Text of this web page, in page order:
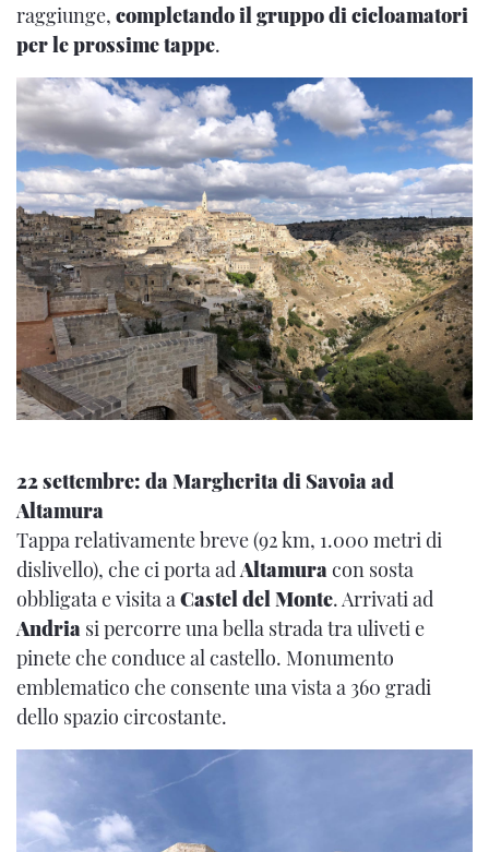
raggiunge, completando il gruppo di cicloamatori
per le prossime tappe.
22 settembre: da Margherita di Savoia ad
Altamura
Tappa relativamente breve (92 km, 1.000 metri di
dislivello), che ci porta ad Altamura con sosta
obbligata e visita a Castel del Monte. Arrivati ad
Andria si percorre una bella strada tra uliveti e
pinete che conduce al castello. Monumento
emblematico che consente una vista a 360 gradi
dello spazio circostante.